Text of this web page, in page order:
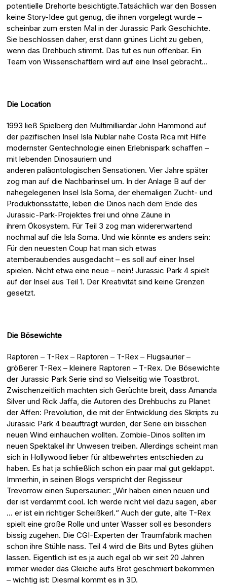
potentielle Drehorte besichtigte.Tatsächlich war den Bossen
keine Story-Idee gut genug, die ihnen vorgelegt wurde –
scheinbar zum ersten Mal in der Jurassic Park Geschichte.
Sie beschlossen daher, erst dann grünes Licht zu geben,
wenn das Drehbuch stimmt. Das tut es nun offenbar. Ein
Team von Wissenschaftlern wird auf eine Insel gebracht…
Die Location
1993 ließ Spielberg den Multimilliardär John Hammond auf
der pazifischen Insel Isla Nublar nahe Costa Rica mit Hilfe
modernster Gentechnologie einen Erlebnispark schaffen –
mit lebenden Dinosauriern und
anderen paläontologischen Sensationen. Vier Jahre später
zog man auf die Nachbarinsel um. In der Anlage B auf der
nahegelegenen Insel Isla Sorna, der ehemaligen Zucht- und
Produktionsstätte, leben die Dinos nach dem Ende des
Jurassic-Park-Projektes frei und ohne Zäune in
ihrem Ökosystem. Für Teil 3 zog man widererwartend
nochmal auf die Isla Soma. Und wie könnte es anders sein:
Für den neuesten Coup hat man sich etwas
atemberaubendes ausgedacht – es soll auf einer Insel
spielen. Nicht etwa eine neue – nein! Jurassic Park 4 spielt
auf der Insel aus Teil 1. Der Kreativität sind keine Grenzen
gesetzt.
Die Bösewichte
Raptoren – T-Rex – Raptoren – T-Rex – Flugsaurier –
größerer T-Rex – kleinere Raptoren – T-Rex. Die Bösewichte
der Jurassic Park Serie sind so Vielseitig wie Toastbrot.
Zwischenzeitlich machten sich Gerüchte breit, dass Amanda
Silver und Rick Jaffa, die Autoren des Drehbuchs zu Planet
der Affen: Prevolution, die mit der Entwicklung des Skripts zu
Jurassic Park 4 beauftragt wurden, der Serie ein bisschen
neuen Wind einhauchen wollten. Zombie-Dinos sollten im
neuen Spektakel ihr Unwesen treiben. Allerdings scheint man
sich in Hollywood lieber für altbewehrtes entschieden zu
haben. Es hat ja schließlich schon ein paar mal gut geklappt.
Immerhin, in seinen Blogs verspricht der Regisseur
Trevorrow einen Supersaurier: „Wir haben einen neuen und
der ist verdammt cool. Ich werde nicht viel dazu sagen, aber
… er ist ein richtiger Scheißkerl.“ Auch der gute, alte T-Rex
spielt eine große Rolle und unter Wasser soll es besonders
bissig zugehen. Die CGI-Experten der Traumfabrik machen
schon ihre Stühle nass. Teil 4 wird die Bits und Bytes glühen
lassen. Eigentlich ist es ja auch egal ob wir seit 20 Jahren
immer wieder das Gleiche aufs Brot geschmiert bekommen
– wichtig ist: Diesmal kommt es in 3D.